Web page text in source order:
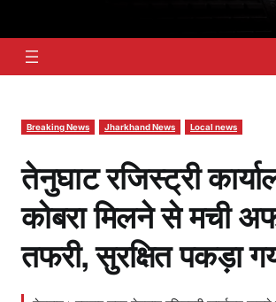
Breaking News Jharkhand News Local news
तेनुघाट रजिस्ट्री
कोबरा मिलने से मची
तफरी, सुरक्षित पकड़ा